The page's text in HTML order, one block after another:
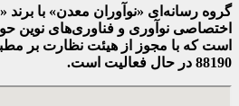
گروه رسانه‌ای «نوآوران معدن» با برند
اختصاصی نوآوری و فناوری‌های نوین
است که با مجوز از هیئت نظارت بر
88190 در حال فعالیت است.